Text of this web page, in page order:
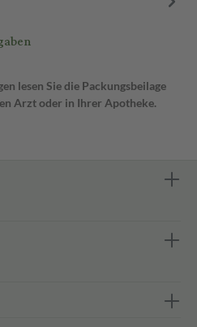
lesen Sie die Packungsbeilage
Arzt oder in Ihrer Apotheke.